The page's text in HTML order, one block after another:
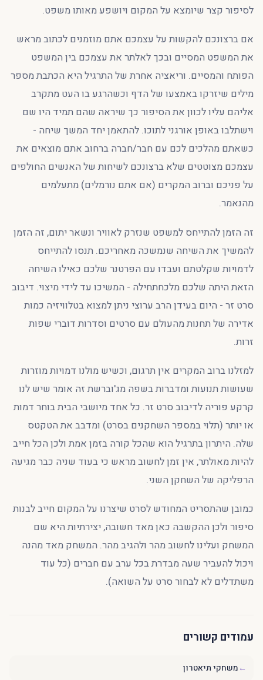
לסיפור קצר שיומצא על המקום ויושפע מאותו משפט.
אם ברצונכם להקשות על עצמכם אתם מוזמנים לכתוב מראש
את המשפט המסיים ובכך לאלתר את עצמכם בין המשפט
הפותח והמסיים. וריאציה אחרת של התרגיל היא הכתבת מספר
מילים שיזרקו באמצעו של הדף וכשהרגע בו העט מתקרב
אליהם עליו לכוון את הסיפור כך שיראה שהם תמיד היו שם
וישתלבו באופן אורגני לתוכו. להתאמן יחד המשך שיחה -
כשאתם מהלכים לכם עם חבר/חברה ברחוב אתם מוצאים את
עצמכם מצוטטים שלא ברצונכם לשיחות של האנשים החולפים
על פניכם וברוב המקרים (אם אתם נורמלים) מתעלמים
מהנאמר.
זה הזמן להתייחס למשפט שנזרק לאוויר ונשאר יתום, זה הזמן
להמשיך את השיחה שנמשכה מאחריכם. תנסו להתייחס
לדמויות שקלטתם ועבדו עם הפרטנר שלכם כאילו השיחה
הזאת היתה שלכם מלכחתחילה - המשיכו עד לידי מיצוי. דיבוב
סרט זר - היום בעידן הרב ערוצי ניתן למצוא בטלוויזיה כמות
אדירה של תחנות מהעולם עם סרטים וסדרות דוברי שפות
זרות.
למזלנו ברוב המקרים אין תרגום, וכשיש מולנו דמויות מוזרות
שעושות תנועות ומדברות בשפה מג'וברשת זה אומר שיש לנו
קרקע פוריה לדיבוב סרט זר. כל אחד מיושבי הבית בוחר דמות
או יותר (תלוי במספר השחקנים בסרט) ומדבב את הטקטס
שלה. היתרון בתרגיל הוא שהכל קורה בזמן אמת ולכן הכל חייב
להיות מאולתר, אין זמן לחשוב מראש כי בעוד שניה כבר מגיעה
הרפליקה של השחקן השני.
כמובן שהתסריט המחודש לסרט שיצרנו על המקום חייב לבנות
סיפור ולכן ההקשבה כאן מאד חשובה, יצירתיות היא שם
המשחק ועלינו לחשוב מהר ולהגיב מהר. המשחק מאד מהנה
ויכול להעביר שעה מבדרת בכל ערב עם חברים (כל עוד
משתדלים לא לבחור סרט על השואה).
עמודים קשורים
←משחקי תיאטרון